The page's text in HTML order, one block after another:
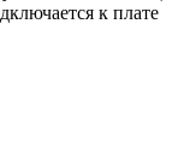
к плате